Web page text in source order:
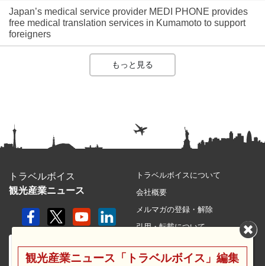
Japan’s medical service provider MEDI PHONE provides
free medical translation services in Kumamoto to support
foreigners
もっと見る
トラベルボイス
観光産業ニュース
トラベルボイスについて
会社概要
メルマガの登録・解除
引用・転載について
利用規約
観光産業ニュース「トラベルボイス」編集